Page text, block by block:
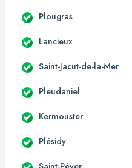
Plougras
Lancieux
Saint-Jacut-de-la-Mer
Pleudaniel
Kermouster
Plésidy